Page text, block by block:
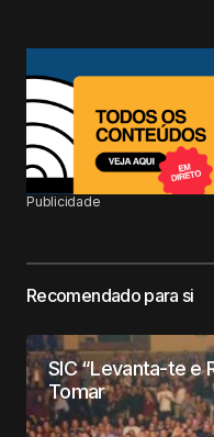
Publicidade
Recomendado para si
SIC “Levanta-te e
Tomar